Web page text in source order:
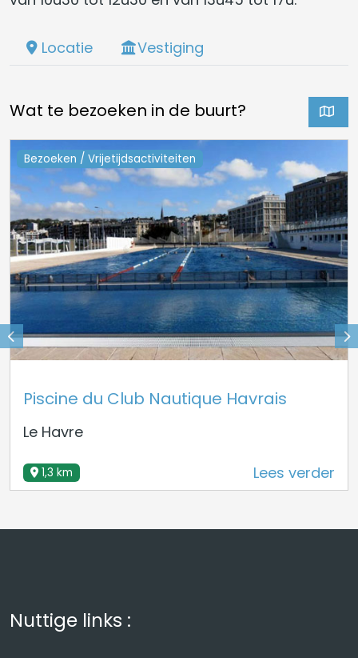
Locatie Vestiging
Wat te bezoeken in de buurt?
Bezoeken / Vrijetijdsactiviteiten
Piscine du Club Nautique Havrais
Le Havre
1,3 km Lees verder
Nuttige links :